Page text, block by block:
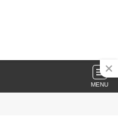
MENU